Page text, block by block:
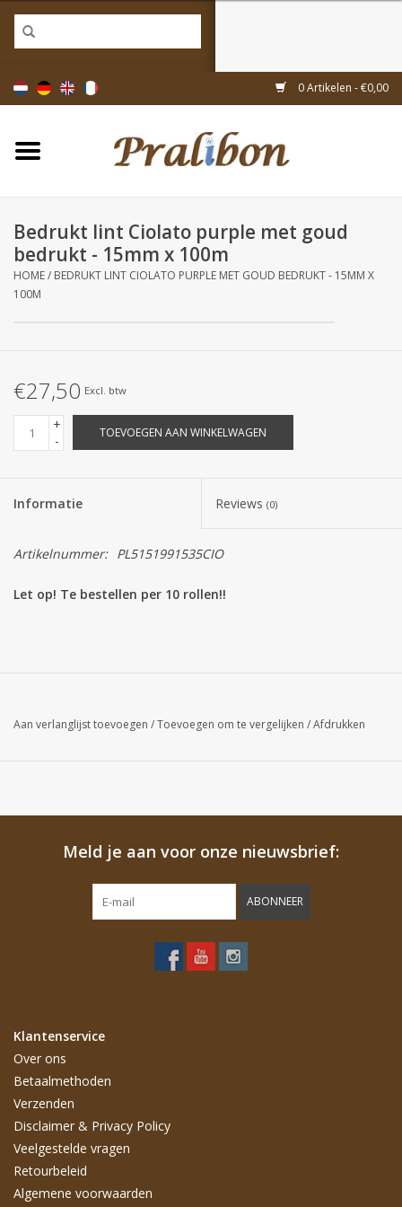
0 Artikelen - €0,00
Home
Doosjes
Linten & decoratie
Geschenkartikelen
Thema's
Collecties
Bedrukt lint Ciolato purple met goud
bedrukt - 15mm x 100m
HOME/ BEDRUKT LINT CIOLATO PURPLE MET GOUD BEDRUKT - 15MM X
100M
€27,50 Excl. btw
+
-
TOEVOEGEN AAN WINKELWAGEN
Informatie Reviews (0)
Artikelnummer: PL5151991535CIO
Let op! Te bestellen per 10 rollen!!
Aan verlanglijst toevoegen /Toevoegen om te vergelijken /Afdrukken
Meld je aan voor onze nieuwsbrief:
ABONNEER
Klantenservice
Over ons
Betaalmethoden
Verzenden
Disclaimer & Privacy Policy
Veelgestelde vragen
Retourbeleid
Algemene voorwaarden